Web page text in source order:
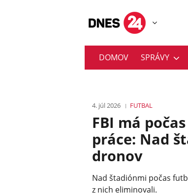
DOMOV SPRÁVY
4. júl 2026 FUTBAL
FBI má
práce: Nad
dronov
Nad štadiónmi počas
z nich eliminovali.